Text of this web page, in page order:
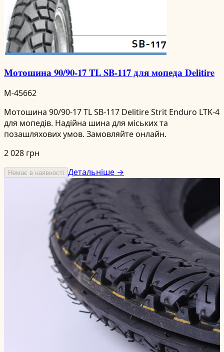
Мотошина 90/90-17 TL SB-117 для мопеда Delitire
M-45662
Мотошина 90/90-17 TL SB-117 Delitire Strit Enduro LTK-4
для мопедів. Надійна шина для міських та
позашляхових умов. Замовляйте онлайн.
2 028 грн
Немає в наявності Детальніше →